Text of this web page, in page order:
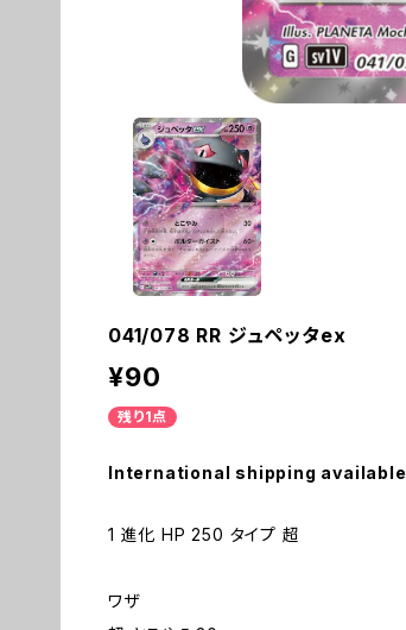
041/078 RR ジュペッタex
¥90
残り1点
International shipping available
1 進化 HP 250 タイプ 超
ワザ